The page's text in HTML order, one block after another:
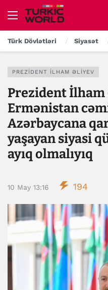
Türk Dövlətləri Siyasət
PREZIDENT İLHAM ƏLIYEV
Prezident İlham
Ermənistan
Azərbaycana
yaşayan siyasi
ayıq olmalıyıq
10 May 13:16 194